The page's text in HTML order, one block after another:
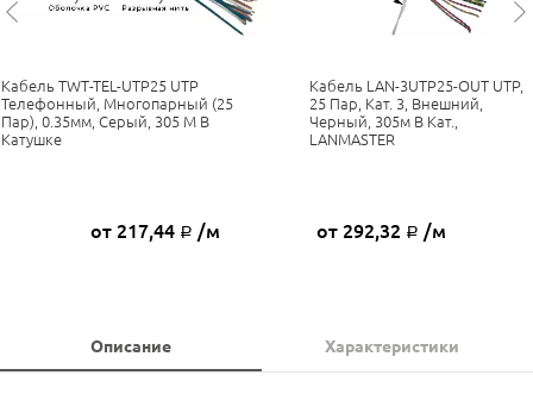
Кабель TWT-TEL-UTP25 UTP
Телефонный, Многопарный (25
Пар), 0.35мм, Серый, 305 М В
Катушке
от 217,44 Р /м
Кабель LAN-3UTP25-OUT UTP,
25 Пар, Кат. 3, Внешний,
Черный, 305м В Кат.,
LANMASTER
от 292,32 Р /м
Описание Характеристики